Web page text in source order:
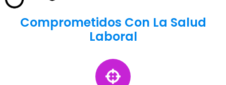
Comprometidos Con La Salud
Laboral